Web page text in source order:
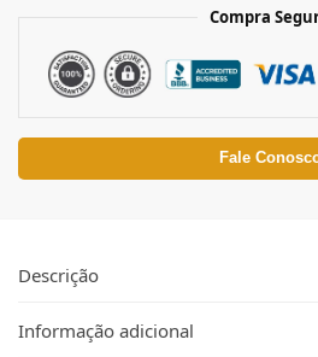
Compra
Fale
Descrição
Informação adicional